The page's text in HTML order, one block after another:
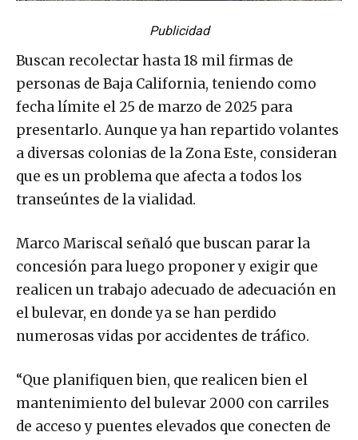
Publicidad
Buscan recolectar hasta 18 mil firmas de
personas de Baja California, teniendo como
fecha límite el 25 de marzo de 2025 para
presentarlo. Aunque ya han repartido volantes
a diversas colonias de la Zona Este, consideran
que es un problema que afecta a todos los
transeúntes de la vialidad.
Marco Mariscal señaló que buscan parar la
concesión para luego proponer y exigir que
realicen un trabajo adecuado de adecuación en
el bulevar, en donde ya se han perdido
numerosas vidas por accidentes de tráfico.
“Que planifiquen bien, que realicen bien el
mantenimiento del bulevar 2000 con carriles
de acceso y puentes elevados que conecten de